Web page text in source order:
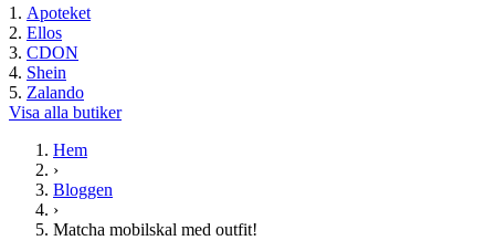
Apoteket
Ellos
CDON
Shein
Zalando
Visa alla butiker
Hem
›
Bloggen
›
Matcha mobilskal med outfit!